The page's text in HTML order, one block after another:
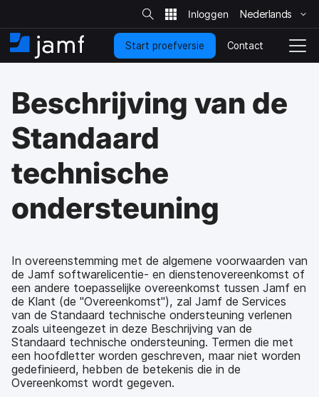
a
a
r
o
o
d
o
n
d
r
w
p
Z
o
e
k
o
p
s
t
e
Nederlands
B
e
a
n
S
c
e
Start proefversie Contact
Beschrijving van de
Standaard
technische
ondersteuning
In overeenstemming met de algemene voorwaarden van
de Jamf softwarelicentie- en dienstenovereenkomst of
een andere toepasselijke overeenkomst tussen Jamf en
de Klant (de "Overeenkomst"), zal Jamf de Services
van de Standaard technische ondersteuning verlenen
zoals uiteengezet in deze Beschrijving van de
Standaard technische ondersteuning. Termen die met
een hoofdletter worden geschreven, maar niet worden
gedefinieerd, hebben de betekenis die in de
Overeenkomst wordt gegeven.